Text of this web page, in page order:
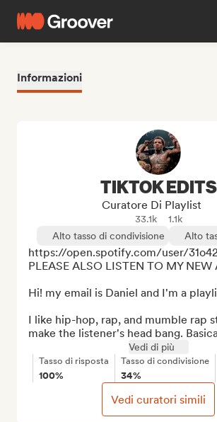
Informazioni
TIKTOK EDITS
Curatore Di Playlist
33.1k
1.1k
Alto tasso di condivisione
Alto
https://open.spotify.com/user/
PLEASE ALSO LISTEN TO MY
Hi! my email is Daniel and I'm a
I like hip-hop, rap, and mumble rap
make the listener's head bang.
Vedi di più
Tasso di risposta
100%
Tasso di condivisione
34%
Vedi curatori simili